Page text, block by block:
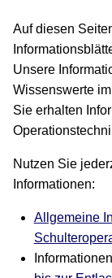
Auf diesen
Unsere
Wissenswerte
Sie erhalten
Nutzen Sie
Informationen:
Allgemeine